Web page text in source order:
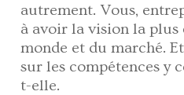
autrement. Vous,
à avoir la vision la plus
monde et du marché.
sur les compétences y
t-elle.